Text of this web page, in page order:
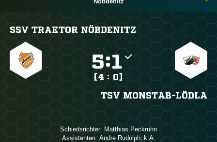
SSV TRAKTOR NÖBDENITZ
:
[4 : 0]
TSV MONSTAB-LÖDLA
Schiedsrichter:  
Assistenten:  , 